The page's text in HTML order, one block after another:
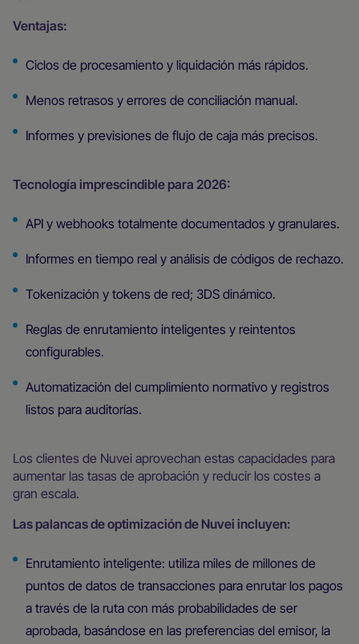
Ventajas:
Ciclos de procesamiento y liquidación más rápidos.
Menos retrasos y errores de conciliación manual.
Informes y previsiones de flujo de caja más precisos.
Tecnología imprescindible para 2026:
API y webhooks totalmente documentados y granulares.
Informes en tiempo real y análisis de códigos de rechazo.
Tokenización y tokens de red; 3DS dinámico.
Reglas de enrutamiento inteligentes y reintentos
configurables.
Automatización del cumplimiento normativo y registros
listos para auditorías.
Los clientes de Nuvei aprovechan estas capacidades para
aumentar las tasas de aprobación y reducir los costes a
gran escala.
Las palancas de optimización de Nuvei incluyen:
Enrutamiento inteligente: utiliza miles de millones de
puntos de datos de transacciones para enrutar los pagos
a través de la ruta con más probabilidades de ser
aprobada, basándose en las preferencias del emisor, la